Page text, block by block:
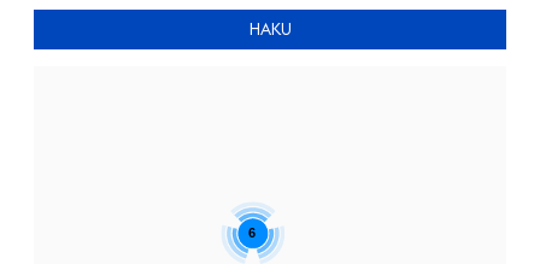
HAKU
6